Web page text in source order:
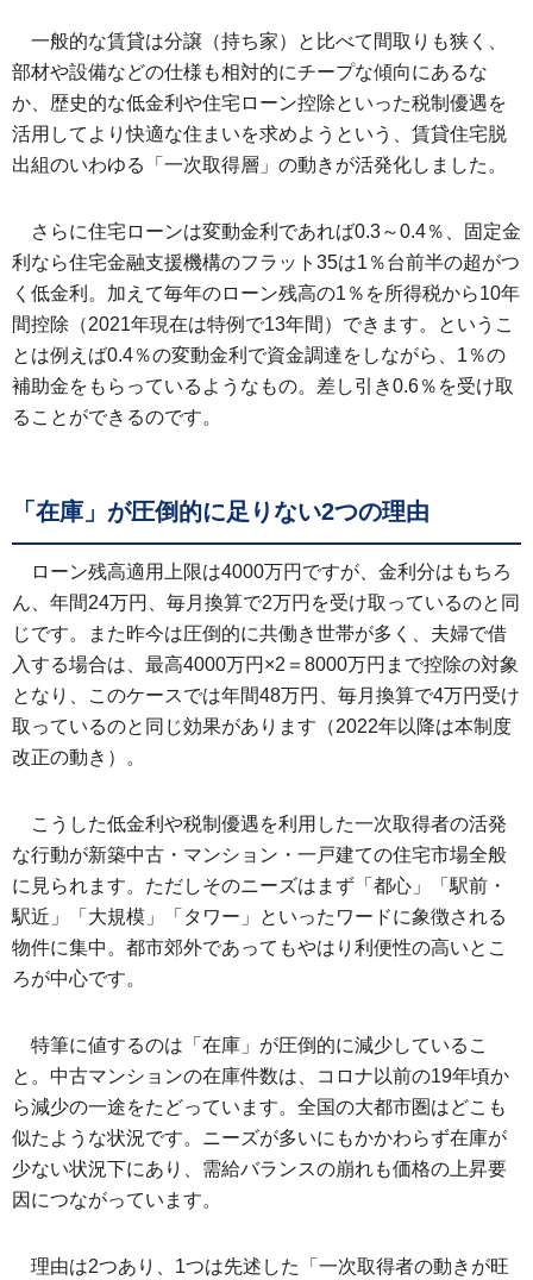
一般的な賃貸は分譲（持ち家）と比べて間取りも狭く、
部材や設備などの仕様も相対的にチープな傾向にあるな
か、歴史的な低金利や住宅ローン控除といった税制優遇を
活用してより快適な住まいを求めようという、賃貸住宅脱
出組のいわゆる「一次取得層」の動きが活発化しました。
さらに住宅ローンは変動金利であれば0.3～0.4％、固定金
利なら住宅金融支援機構のフラット35は1％台前半の超がつ
く低金利。加えて毎年のローン残高の1％を所得税から10年
間控除（2021年現在は特例で13年間）できます。というこ
とは例えば0.4％の変動金利で資金調達をしながら、1％の
補助金をもらっているようなもの。差し引き0.6％を受け取
ることができるのです。
「在庫」が圧倒的に足りない2つの理由
ローン残高適用上限は4000万円ですが、金利分はもちろ
ん、年間24万円、毎月換算で2万円を受け取っているのと同
じです。また昨今は圧倒的に共働き世帯が多く、夫婦で借
入する場合は、最高4000万円×2＝8000万円まで控除の対象
となり、このケースでは年間48万円、毎月換算で4万円受け
取っているのと同じ効果があります（2022年以降は本制度
改正の動き）。
こうした低金利や税制優遇を利用した一次取得者の活発
な行動が新築中古・マンション・一戸建ての住宅市場全般
に見られます。ただしそのニーズはまず「都心」「駅前・
駅近」「大規模」「タワー」といったワードに象徴される
物件に集中。都市郊外であってもやはり利便性の高いとこ
ろが中心です。
特筆に値するのは「在庫」が圧倒的に減少しているこ
と。中古マンションの在庫件数は、コロナ以前の19年頃か
ら減少の一途をたどっています。全国の大都市圏はどこも
似たような状況です。ニーズが多いにもかかわらず在庫が
少ない状況下にあり、需給バランスの崩れも価格の上昇要
因につながっています。
理由は2つあり、1つは先述した「一次取得者の動きが旺